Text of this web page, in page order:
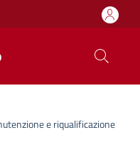
e riqualificazione